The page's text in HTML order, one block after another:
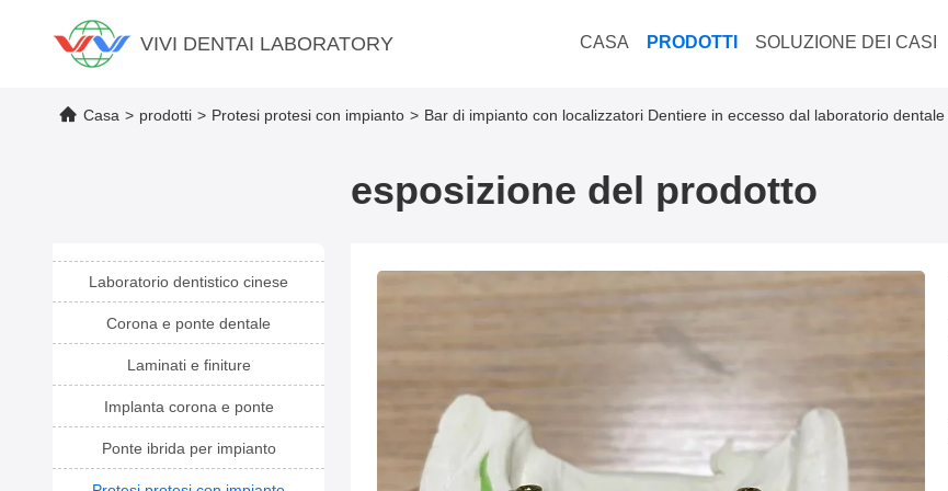
VIVI DENTAI LABORATORY CASA PRODOTTI SOLUZIONE DEI CASI
Casa > prodotti > Protesi protesi con impianto > Bar di impianto con localizzatori Dentiere in eccesso dal laboratorio
esposizione del prodotto
Laboratorio dentistico cinese
Corona e ponte dentale
Laminati e finiture
Implanta corona e ponte
Ponte ibrida per impianto